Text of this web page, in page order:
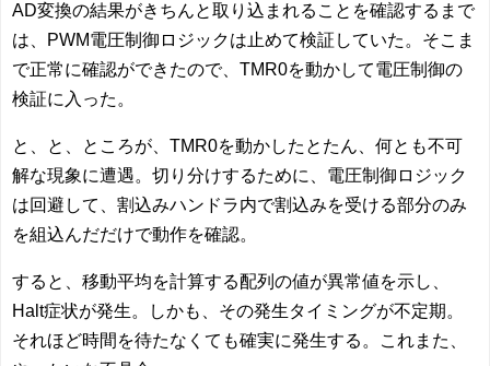
AD変換の結果がきちんと取り込まれることを確認するまで
は、PWM電圧制御ロジックは止めて検証していた。そこま
で正常に確認ができたので、TMR0を動かして電圧制御の
検証に入った。
と、と、ところが、TMR0を動かしたとたん、何とも不可
解な現象に遭遇。切り分けするために、電圧制御ロジック
は回避して、割込みハンドラ内で割込みを受ける部分のみ
を組込んだだけで動作を確認。
すると、移動平均を計算する配列の値が異常値を示し、
Halt症状が発生。しかも、その発生タイミングが不定期。
それほど時間を待たなくても確実に発生する。これまた、